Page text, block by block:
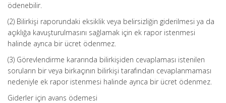
ödenebilir.
(2) Bilirkişi raporundaki eksiklik veya belirsizliğin giderilmesi ya da
açıklığa kavuşturulmasını sağlamak için ek rapor istenmesi
halinde ayrıca bir ücret ödenmez.
(3) Görevlendirme kararında bilirkişiden cevaplaması istenilen
soruların bir veya birkaçının bilirkişi tarafından cevaplanmaması
nedeniyle ek rapor istenmesi halinde ayrıca bir ücret ödenmez.
Giderler için avans ödemesi